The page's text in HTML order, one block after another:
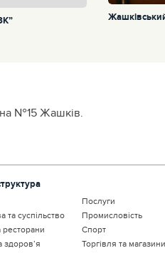
№15 Жашків.
та суспільство
ресторани
здоров’я
Послуги
Промисловість
Спорт
Торгівля та магазини